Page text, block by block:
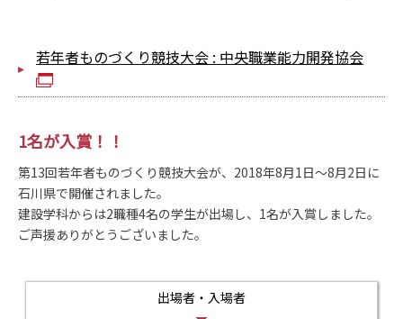
若年者ものづくり競技大会 : 中央職業能力開発協会
1名が入賞！！
第13回若年者ものづくり競技大会が、2018年8月1日～8月2日に
石川県で開催されました。
建設学科からは2職種4名の学生が出場し、1名が入賞しました。
ご声援ありがとうございました。
出場者・入場者